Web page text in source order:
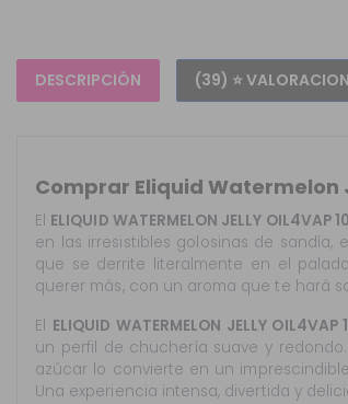
DESCRIPCIÓN (39) ⭐
Comprar Eliquid Watermelon
El ELIQUID WATERMELON JELLY OIL4VAP
en las irresistibles golosinas de
que se derrite literalmente en el
querer más, con un aroma que te hará
El ELIQUID WATERMELON JELLY OIL4VAP
un perfil de chuchería suave y
azúcar lo convierte en un
Una experiencia intensa, divertida y